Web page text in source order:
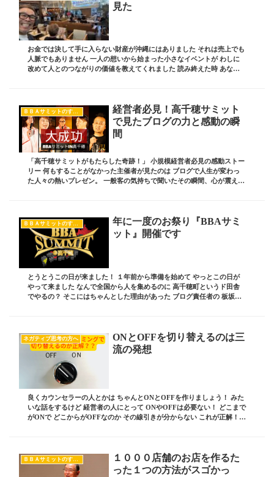
見た
お金では決して手に入らない財産が沖縄にはありました それは売上でも
人脈でもありません 一人の想いから始まった小さなイベントが わしに
改めて人とのつながりの価値を教えてくれました 読み終えた時 あなた
ＢＢＡサミットのすべて
経営者必見！高千穂サミット
で見たブログの力と感動の瞬
間
「高千穂サミットがもたらした奇跡！」 小規模経営者必見の感動ストー
リー 何もすることがなかった主催者が見たのは ブログで人生が変わっ
た人々の熱いプレゼン。 一般客の気持ちで聞いたその瞬間、心が震え
ＢＢＡサミットのすべて
年に一度のお祭り『BBAサミ
ット』開催です
とうとうこの日が来ました！ １年前から準備を始めて やっとこの日が
やって来ました なんで全国から人を集めるのに 高千穂町というド田舎
でやるの？ そこにはちゃんとした理由があった ブログ責任者の 板坂裕
ネガティブ思考の方へ
ONとOFFを切り替えるのは三
流の発想
良くカウンセラーの人とかは ちゃんとONとOFFを作りましょう！ みた
いな話をするけど 経営者の人にとって ONやOFFは必要ない！ どこまで
がONで どこからがOFFなのか その線引きが分からない これが正解！
ＢＢＡサミットのすべて
１０００店舗のお店を作るた
った１つの方法がスゴかっ